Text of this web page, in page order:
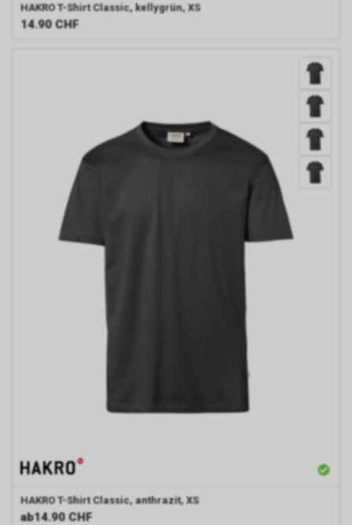
HAKRO T-Shirt Classic, kellygrün, XS
14.90 CHF
HAKRO T-Shirt Classic, anthrazit, XS
ab14.90 CHF